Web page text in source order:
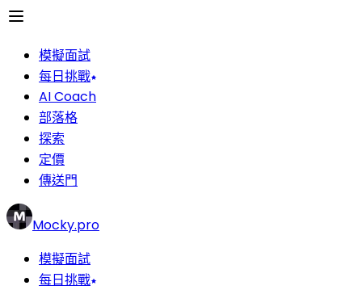
模擬面試
每日挑戰
AI Coach
部落格
探索
定價
傳送門
Mocky.pro
模擬面試
每日挑戰